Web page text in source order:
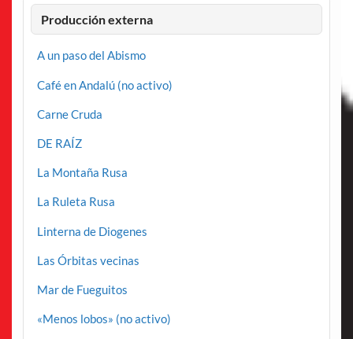
Producción externa
A un paso del Abismo
Café en Andalú (no activo)
Carne Cruda
DE RAÍZ
La Montaña Rusa
La Ruleta Rusa
Linterna de Diogenes
Las Órbitas vecinas
Mar de Fueguitos
«Menos lobos» (no activo)